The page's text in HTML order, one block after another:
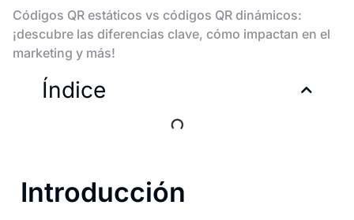
Códigos QR estáticos vs códigos QR dinámicos:
¡descubre las diferencias clave, cómo impactan en el
marketing y más!
Índice
Introducción